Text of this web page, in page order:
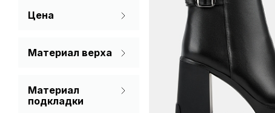
Цена
Материал верха
Нубук
Материал
подкладки